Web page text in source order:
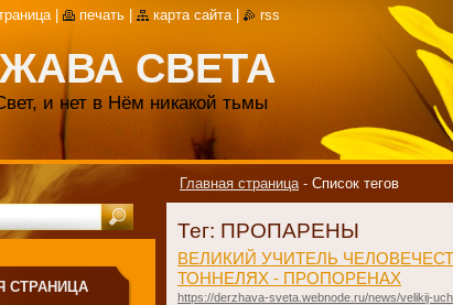
СВЕТА
и нет в Нём никакой тьмы
Главная страница - Список тегов
Тег: ПРОПАРЕНЫ
ВЕЛИКИЙ УЧИТЕЛЬ
ТОННЕЛЯХ - ПРОПОРЕНАХ
https://derzhava-sveta.webnode.ru/news/velikij-
СТРАНИЦА
печать карта сайта rss